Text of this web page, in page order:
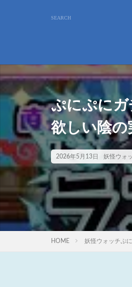
ぷにぷに
欲しい陰の
2026年5月13日 妖怪ウォ
HOME 妖怪ウォッチぷ